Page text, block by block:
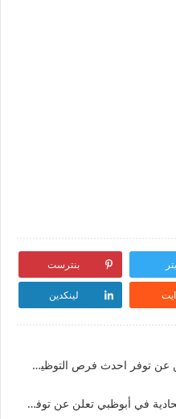
بنترست
لينكدين
وظائف مجموعة ماجد الفطيم تعلن عن توفر احدث فرص التوظيف بدبي في العديد من التخصصات Majid Al Futtaim Jobs
وظائف شاغرة في جهة حكومية اتحادية في أبوظبي تعلن عن توفر وظائف شاغرة في عدة تخصصات